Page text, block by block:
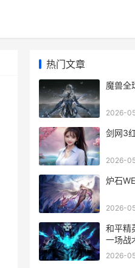
热门文章
魔兽全
2026-
剑网3
2026-
炉石
2026-
和平精
一场战
响
2026-